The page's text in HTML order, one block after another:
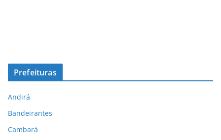
Prefeituras
Andirá
Bandeirantes
Cambará